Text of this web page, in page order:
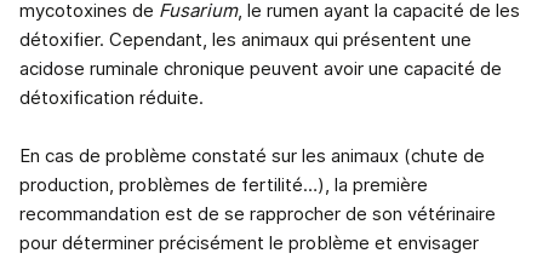
mycotoxines de Fusarium, le rumen ayant la capacité de les
détoxifier. Cependant, les animaux qui présentent une
acidose ruminale chronique peuvent avoir une capacité de
détoxification réduite.
En cas de problème constaté sur les animaux (chute de
production, problèmes de fertilité…), la première
recommandation est de se rapprocher de son vétérinaire
pour déterminer précisément le problème et envisager